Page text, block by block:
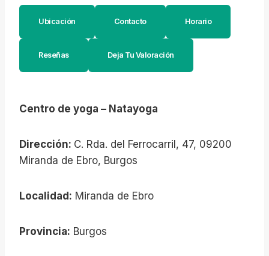
Ubicación Contacto Horario
Reseñas Deja Tu Valoración
Centro de yoga – Natayoga
Dirección: C. Rda. del Ferrocarril, 47, 09200
Miranda de Ebro, Burgos
Localidad: Miranda de Ebro
Provincia: Burgos